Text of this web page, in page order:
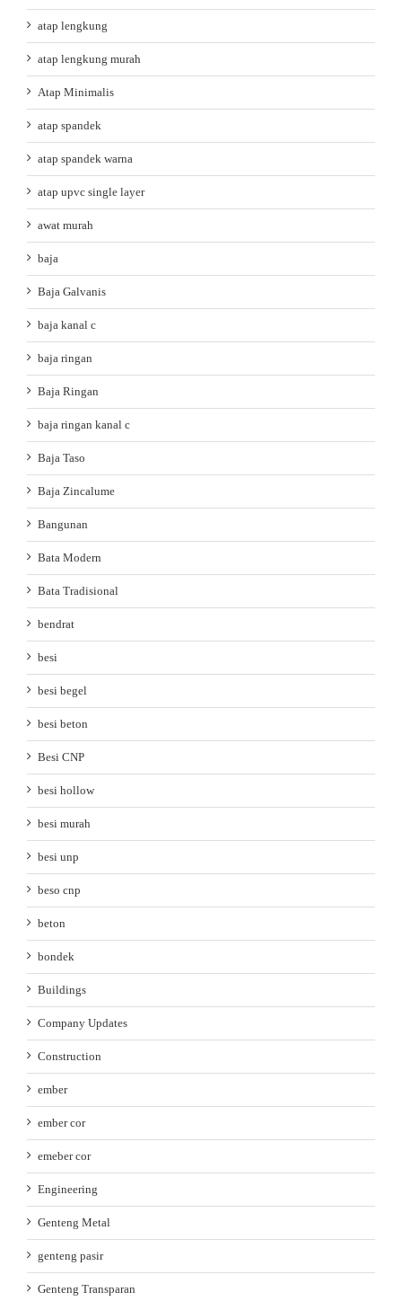
atap lengkung
atap lengkung murah
Atap Minimalis
atap spandek
atap spandek warna
atap upvc single layer
awat murah
baja
Baja Galvanis
baja kanal c
baja ringan
Baja Ringan
baja ringan kanal c
Baja Taso
Baja Zincalume
Bangunan
Bata Modern
Bata Tradisional
bendrat
besi
besi begel
besi beton
Besi CNP
besi hollow
besi murah
besi unp
beso cnp
beton
bondek
Buildings
Company Updates
Construction
ember
ember cor
emeber cor
Engineering
Genteng Metal
genteng pasir
Genteng Transparan